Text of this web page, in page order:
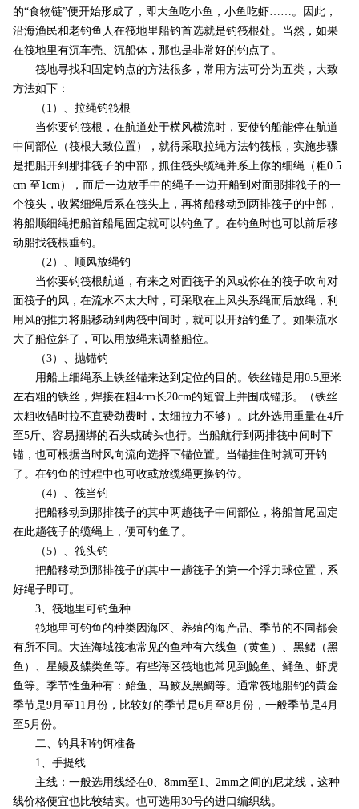
的“食物链”便开始形成了，即大鱼吃小鱼，小鱼吃虾……。因此，
沿海渔民和老钓鱼人在筏地里船钓首选就是钓筏根处。当然，如果
在筏地里有沉车壳、沉船体，那也是非常好的钓点了。
筏地寻找和固定钓点的方法很多，常用方法可分为五类，大致
方法如下：
（1）、拉绳钓筏根
当你要钓筏根，在航道处于横风横流时，要使钓船能停在航道
中间部位（筏根大致位置），就得采取拉绳方法钓筏根，实施步骤
是把船开到那排筏子的中部，抓住筏头缆绳并系上你的细绳（粗0.5
cm 至1cm），而后一边放手中的绳子一边开船到对面那排筏子的一
个筏头，收紧细绳后系在筏头上，再将船移动到两排筏子的中部，
将船顺细绳把船首船尾固定就可以钓鱼了。在钓鱼时也可以前后移
动船找筏根垂钓。
（2）、顺风放绳钓
当你要钓筏根航道，有来之对面筏子的风或你在的筏子吹向对
面筏子的风，在流水不太大时，可采取在上风头系绳而后放绳，利
用风的推力将船移动到两筏中间时，就可以开始钓鱼了。如果流水
大了船位斜了，可以用放绳来调整船位。
（3）、抛锚钓
用船上细绳系上铁丝锚来达到定位的目的。铁丝锚是用0.5厘米
左右粗的铁丝，焊接在粗4cm长20cm的短管上并围成锚形。（铁丝
太粗收锚时拉不直费劲费时，太细拉力不够）。此外选用重量在4斤
至5斤、容易捆绑的石头或砖头也行。当船航行到两排筏中间时下
锚，也可根据当时风向流向选择下锚位置。当锚挂住时就可开钓
了。在钓鱼的过程中也可收或放缆绳更换钓位。
（4）、筏当钓
把船移动到那排筏子的其中两趟筏子中间部位，将船首尾固定
在此趟筏子的缆绳上，便可钓鱼了。
（5）、筏头钓
把船移动到那排筏子的其中一趟筏子的第一个浮力球位置，系
好绳子即可。
3、筏地里可钓鱼种
筏地里可钓鱼的种类因海区、养殖的海产品、季节的不同都会
有所不同。大连海域筏地常见的鱼种有六线鱼（黄鱼）、黑鲪（黑
鱼）、星鳗及鲽类鱼等。有些海区筏地也常见到鮸鱼、鲬鱼、虾虎
鱼等。季节性鱼种有：鲐鱼、马鲛及黑鲷等。通常筏地船钓的黄金
季节是9月至11月份，比较好的季节是6月至8月份，一般季节是4月
至5月份。
二、钓具和钓饵准备
1、手提线
主线：一般选用线经在0、8mm至1、2mm之间的尼龙线，这种
线价格便宜也比较结实。也可选用30号的进口编织线。